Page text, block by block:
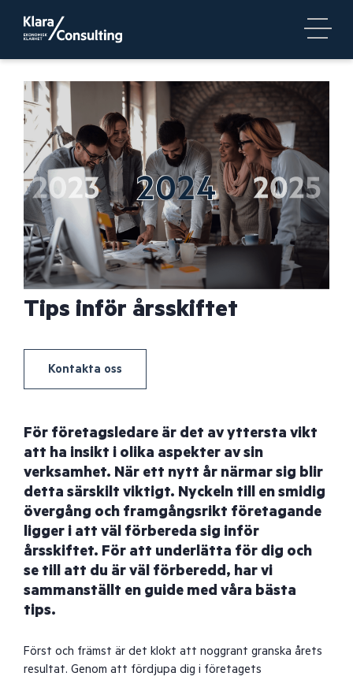
Tips inför årsskiftet
Kontakta oss
För företagsledare är det av yttersta vikt
att ha insikt i olika aspekter av sin
verksamhet. När ett nytt år närmar sig blir
detta särskilt viktigt. Nyckeln till en smidig
övergång och framgångsrikt företagande
ligger i att väl förbereda sig inför
årsskiftet. För att underlätta för dig och
se till att du är väl förberedd, har vi
sammanställt en guide med våra bästa
tips.
Först och främst är det klokt att noggrant granska årets
resultat. Genom att fördjupa dig i företagets